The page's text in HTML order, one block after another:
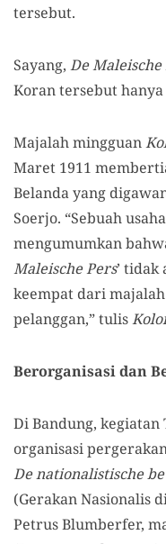
tersebut.
Sayang, De Maleische
Koran tersebut
Majalah mingguan
Maret 1911
Belanda yang
Soerjo. “Sebuah
mengumumkan
Maleische Pers’ tidak
keempat dari
pelanggan,” tulis
Berorganisasi dan
Di Bandung,
organisasi
De nationalistische
(Gerakan Nasionalis
Petrus Blumberfer,